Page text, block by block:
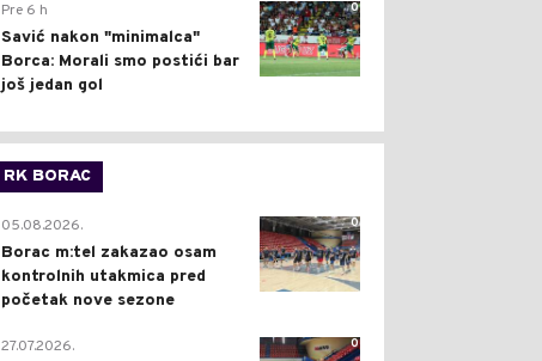
0
Pre 6 h
Savić nakon "minimalca"
Borca: Morali smo postići bar
još jedan gol
RK BORAC
0
05.08.2026.
Borac m:tel zakazao osam
kontrolnih utakmica pred
početak nove sezone
0
27.07.2026.